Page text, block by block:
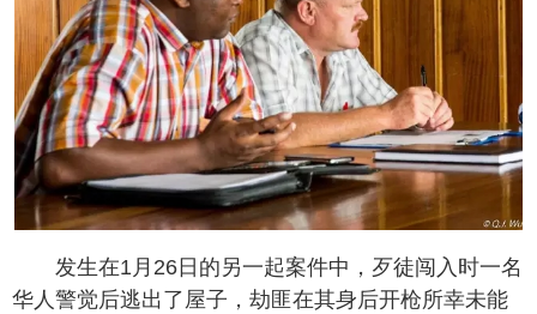
发生在1月26日的另一起案件中，歹徒闯入时一名
华人警觉后逃出了屋子，劫匪在其身后开枪所幸未能